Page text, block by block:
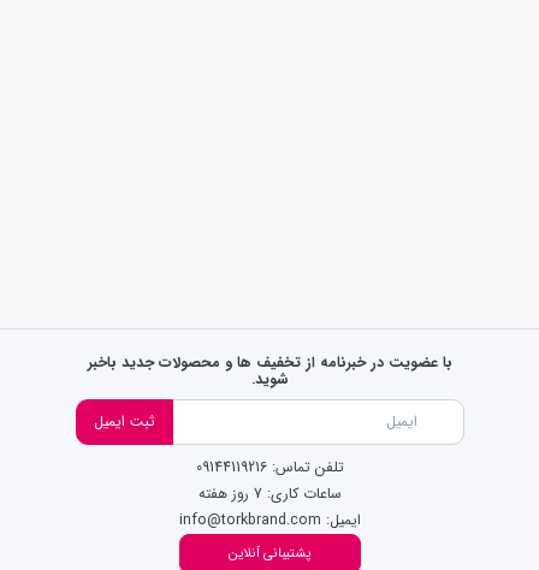
با عضویت در خبرنامه از تخفیف ها و محصولات جدید باخبر
شوید.
ثبت ایمیل
پشتیبانی آنلاین
تلفن تماس: 09144119216
ساعات کاری: 7 روز هفته
ایمیل: info@torkbrand.com